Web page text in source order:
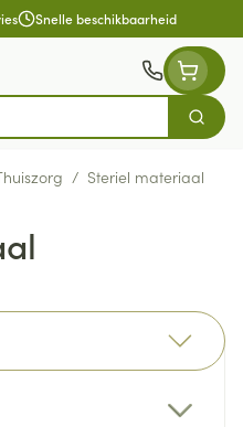
Snelle beschikbaarheid
Zoek
/ Steriel materiaal